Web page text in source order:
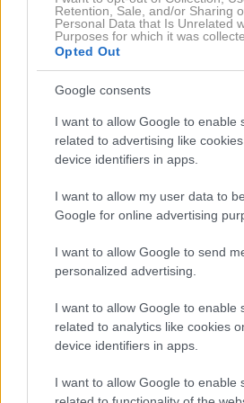
Retention, Sale, and/or Sharing
Personal Data that Is Unrelated
Purposes for which it was
Opted Out
Google consents
I want to allow Google to enable
related to advertising like
device identifiers in apps.
I want to allow my user data to
Google for online advertising
I want to allow Google to send
personalized advertising.
I want to allow Google to enable
related to analytics like cookies
device identifiers in apps.
I want to allow Google to enable
τους
08/08/2026 |
Ρεβέκκα Βεδέ: «Η Πάλη
NEWS,
Κυψέλη: Αυτό είναι το
που εξαφάνισε ο Ερυθρός
που το απέσυρε μετά την
08/08/2026 |
NEWS
Δέσποινα Βανδή: Η πρώτη
08/08/2026 |
NEWS
Δύσκολες ώρες! Στο
Ποια η αντίδραση του